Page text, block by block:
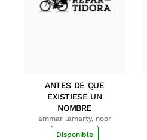
ANTES DE QUE
EXISTIESE UN
NOMBRE
ammar lamarty, noor
Disponible